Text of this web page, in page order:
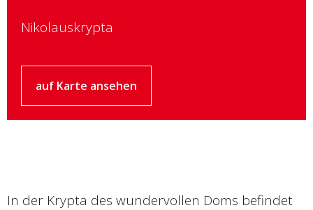
Nikolauskrypta
auf Karte ansehen
In der Krypta des wundervollen Doms befindet